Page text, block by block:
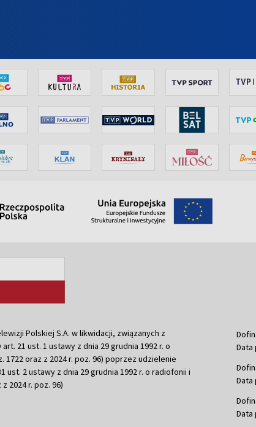
Polskiej S.A. w likwidacji, związanych z
21 ust. 1 ustawy z dnia 29 grudnia 1992 r. o
1722 oraz z 2024 r. poz. 96) poprzez udzielenie
2 ustawy z dnia 29 grudnia 1992 r. o radiofonii i
2024 r. poz. 96)
Data
Data
Data